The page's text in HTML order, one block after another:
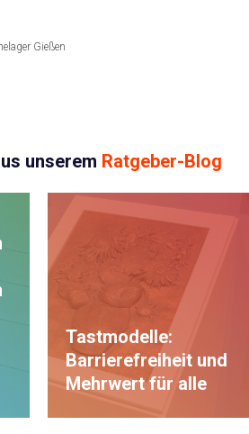
Gießen
unserem Ratgeber-Blog
Tastmodelle:
Barrierefreiheit und
Mehrwert für alle